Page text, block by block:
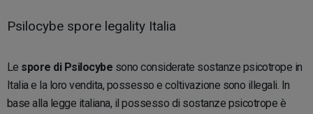
Psilocybe spore legality Italia
Le spore di Psilocybe sono considerate sostanze psicotrope in
Italia e la loro vendita, possesso e coltivazione sono illegali. In
base alla legge italiana, il possesso di sostanze psicotrope è